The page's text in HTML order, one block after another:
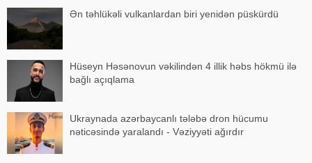
Ən təhlükəli vulkanlardan biri yenidən püskürdü
Hüseyn Həsənovun vəkilindən 4 illik həbs hökmü ilə
bağlı açıqlama
Ukraynada azərbaycanlı tələbə dron hücumu
nəticəsində yaralandı - Vəziyyəti ağırdır